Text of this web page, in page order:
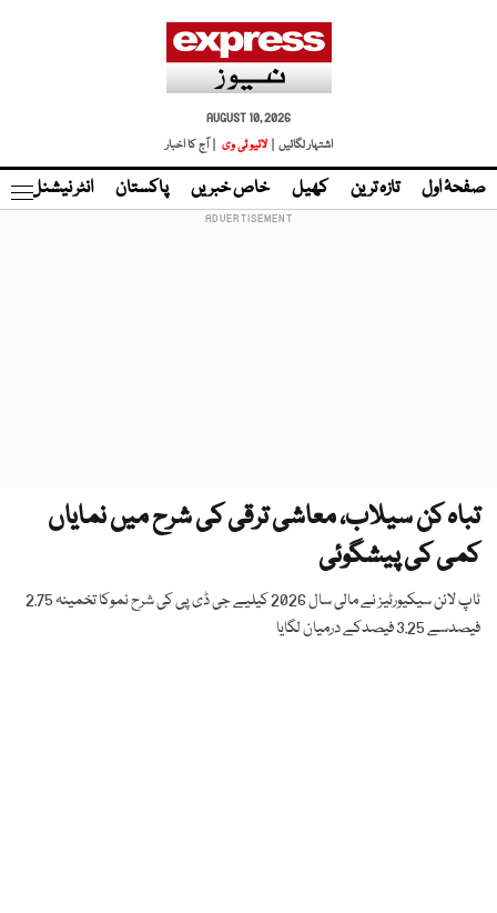
AUGUST 10, 2026
اشتہار لگائیں |
لائیو ٹی وی | آج کا اخبار
صفحۂ اول تازہ ترین کھیل خاص خبریں پاکستان انٹر نیشنل
تباہ کن سیلاب، معاشی ترقی کی شرح میں نمایاں
کمی کی پیشگوئی
ٹاپ لائن سیکیورٹیز نے مالی سال 2026 کیلیے جی ڈی پی کی شرح نموکا تخمینہ 2.75
فیصدسے 3.25 فیصدکے درمیان لگایا